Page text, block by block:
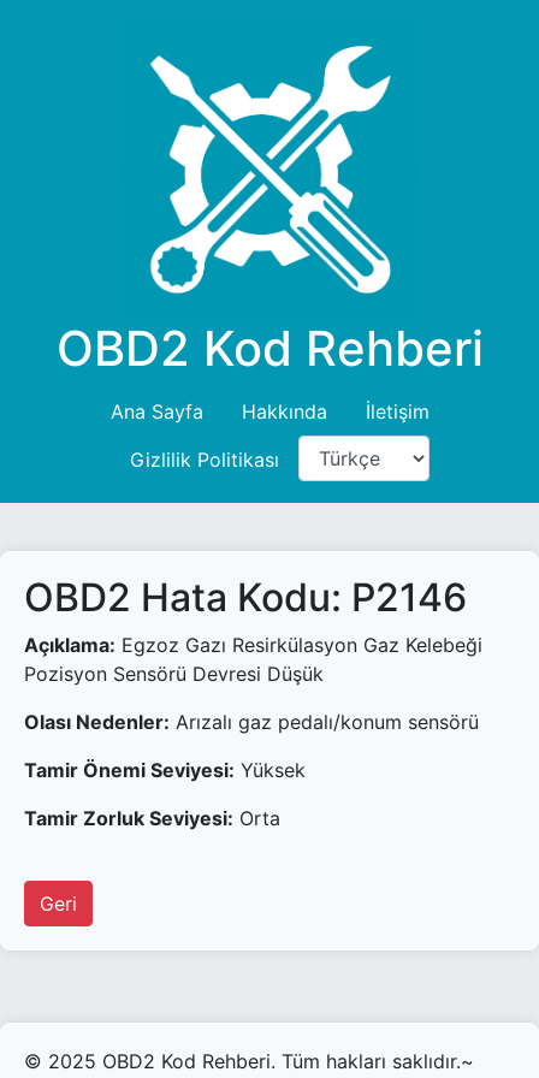
OBD2 Kod Rehberi
Ana Sayfa Hakkında
İletişim
Gizlilik Politikası
OBD2 Hata Kodu: P2146
Açıklama: Egzoz Gazı Resirkülasyon Gaz Kelebeği
Pozisyon Sensörü Devresi Düşük
Olası Nedenler: Arızalı gaz pedalı/konum sensörü
Tamir Önemi Seviyesi: Yüksek
Tamir Zorluk Seviyesi: Orta
Geri
© 2025 OBD2 Kod Rehberi. Tüm hakları saklıdır.~